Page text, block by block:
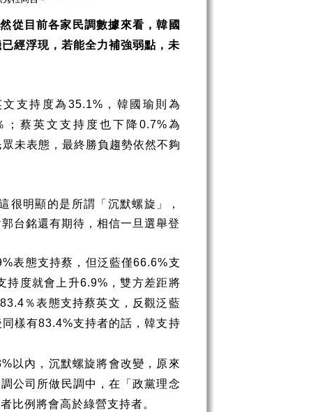
從目前各家民調數據來看，韓國
經浮現，若能全力補強弱點，未
文支持度為 35.1% ，韓國瑜則為
；蔡英文支持度也下降 0.7%為
眾未表態，最終勝負趨勢依然不夠
很明顯的是所謂「沉默螺旋」，
台銘還有期待，相信一旦選舉登
表態支持蔡，但泛藍僅66.6%支
持度就會上升6.9% ，雙方差距將
83.4 ％表態支持蔡英文，反觀泛藍
同樣有83.4%支持者的話，韓支持
以內，沉默螺旋將會改變，原來
公司所做民調中，在「政黨理念
比例將會高於綠營支持者。